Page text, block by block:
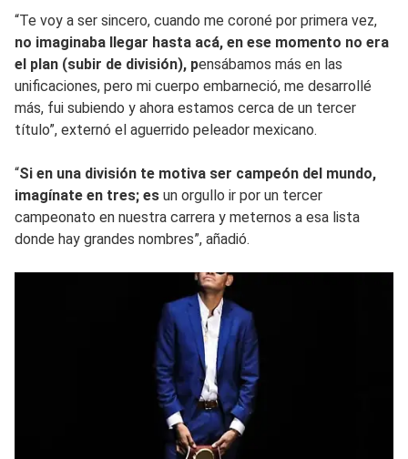
“Te voy a ser sincero, cuando me coroné por primera vez,
no imaginaba llegar hasta acá, en ese momento no era
el plan (subir de división), pensábamos más en las
unificaciones, pero mi cuerpo embarneció, me desarrollé
más, fui subiendo y ahora estamos cerca de un tercer
título”, externó el aguerrido peleador mexicano.
“Si en una división te motiva ser campeón del mundo,
imagínate en tres; es un orgullo ir por un tercer
campeonato en nuestra carrera y meternos a esa lista
donde hay grandes nombres”, añadió.